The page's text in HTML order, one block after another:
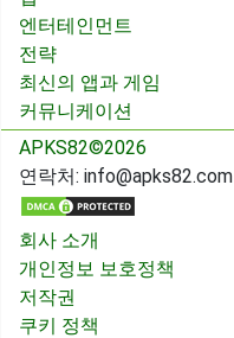
엔터테인먼트
전략
최신의 앱과 게임
커뮤니케이션
APKS82©2026
연락처: info@apks82.com
회사 소개
개인정보 보호정책
저작권
쿠키 정책